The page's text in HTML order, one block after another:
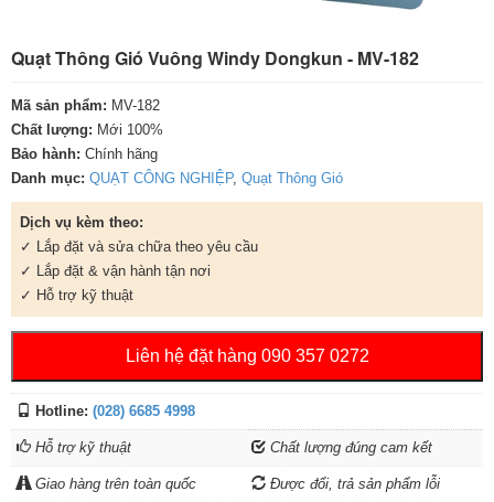
Quạt Thông Gió Vuông Windy Dongkun - MV-182
Mã sản phẩm: MV-182
Chất lượng: Mới 100%
Bảo hành: Chính hãng
Danh mục: QUẠT CÔNG NGHIỆP, Quạt Thông Gió
Dịch vụ kèm theo:
✓ Lắp đặt và sửa chữa theo yêu cầu
✓ Lắp đặt & vận hành tận nơi
✓ Hỗ trợ kỹ thuật
Liên hệ đặt hàng 090 357 0272
Hotline: (028) 6685 4998
Hỗ trợ kỹ thuật Chất lượng đúng cam kết
Giao hàng trên toàn quốc Được đổi, trả sản phẩm lỗi